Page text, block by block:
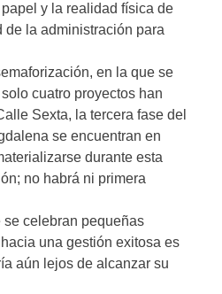
y la realidad física de
de la administración para
en la que se
cuatro proyectos han
Sexta, la tercera fase del
se encuentran en
durante esta
no habrá ni primera
se celebran pequeñas
una gestión exitosa es
aún lejos de alcanzar su